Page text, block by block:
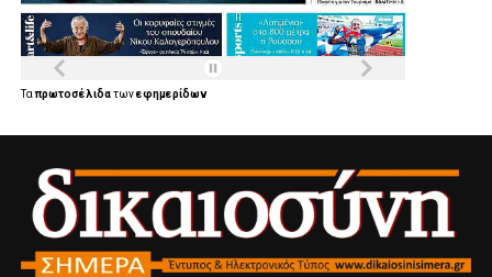
Ταπρωτοσέλιδατωνεφημερίδων